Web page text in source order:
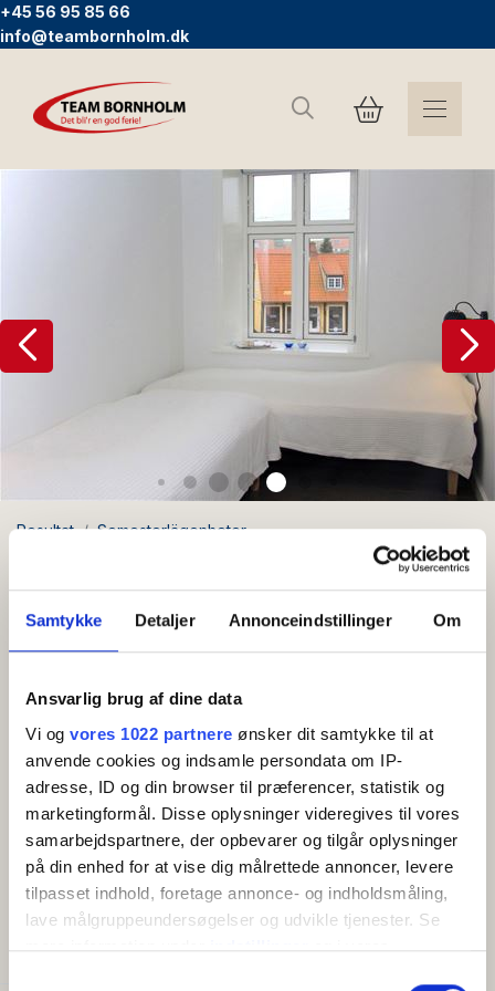
Samtykke Detaljer Annonceindstillinger Om
Ansvarlig brug af dine data
Vi og vores 1022 partnere ønsker dit samtykke til at
anvende cookies og indsamle persondata om IP-
adresse, ID og din browser til præferencer, statistik og
marketingformål. Disse oplysninger videregives til vores
samarbejdspartnere, der opbevarer og tilgår oplysninger
på din enhed for at vise dig målrettede annoncer, levere
tilpasset indhold, foretage annonce- og indholdsmåling,
lave målgruppeundersøgelser og udvikle tjenester. Se
mere information underindstillingerog i vores
+45 56 95 85 66
info@teambornholm.dk
Sök
Resultat
Semesterlägenheter
Semesterlägenhet (1) för 4
personer
Gratis wifi
Vacker semesterlägenhet belägen direkt vid
Svaneke Torv. Två sovrum med två bäddar
vardera. Lägenheten är 57 m2.
Lägenheten är 57 m2 och ligger på 1: a våningen. Den
är inredd enligt följande: Entréhall. Vardagsrum med
Visa mer
BEKVÄMLIGHETER